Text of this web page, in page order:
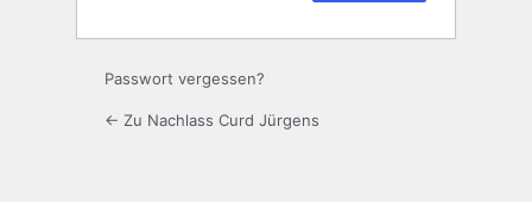
Passwort vergessen?
← Zu Nachlass Curd Jürgens